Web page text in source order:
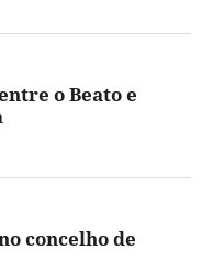
o Beato e
concelho de